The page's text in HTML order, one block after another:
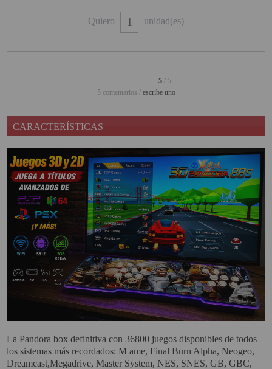
PINBALL VIRTUAL
PROYECTOR CON WIFI
PROYECTOR DE LED
PROYECTOR DE TIRO
ULTRA CORTO
PROYECTOR PARA CINE EN
CASA
PROYECTOR PARA
EDUCACION
PROYECTOR PARA EL
MUNDIAL 2026
PROYECTOR PARA FUTBOL
PROYECTORES 2K O 4K
NATIVOS
Quiero unidad(es)
5 / 5
5 comentarios / escribe uno
CARACTERÍSTICAS
La Pandora box definitiva con 36800 juegos disponibles de todos
los sistemas más recordados: M ame, Final Burn Alpha, Neogeo,
Dreamcast,Megadrive, Master System, NES, SNES, GB, GBC,